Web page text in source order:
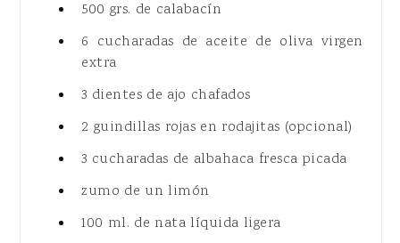
500 grs. de calabacín
6 cucharadas de aceite de oliva virgen
extra
3 dientes de ajo chafados
2 guindillas rojas en rodajitas (opcional)
3 cucharadas de albahaca fresca picada
zumo de un limón
100 ml. de nata líquida ligera